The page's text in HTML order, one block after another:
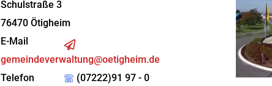
Schulstraße 3
76470 Ötigheim
E-Mail
gemeindeverwaltung@oetigheim.de
Telefon
(07222)91 97 - 0